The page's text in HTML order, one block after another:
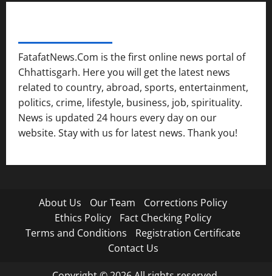
FatafatNews.Com is the first online news portal of
Chhattisgarh. Here you will get the latest news
related to country, abroad, sports, entertainment,
politics, crime, lifestyle, business, job, spirituality.
News is updated 24 hours every day on our
website. Stay with us for latest news. Thank you!
About Us Our Team
Corrections Policy
Ethics Policy
Fact Checking Policy
Terms and Conditions
Registration Certificate
Contact Us